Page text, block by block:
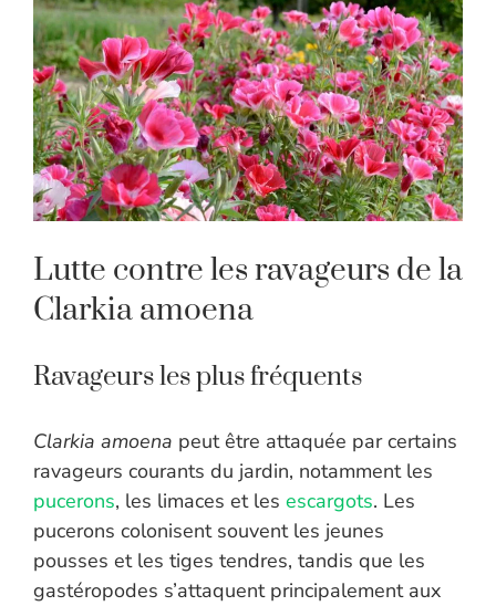
Lutte contre les ravageurs de la
Clarkia amoena
Ravageurs les plus fréquents
Clarkia amoena peut être attaquée par certains
ravageurs courants du jardin, notamment les
pucerons, les limaces et les escargots. Les
pucerons colonisent souvent les jeunes
pousses et les tiges tendres, tandis que les
gastéropodes s’attaquent principalement aux